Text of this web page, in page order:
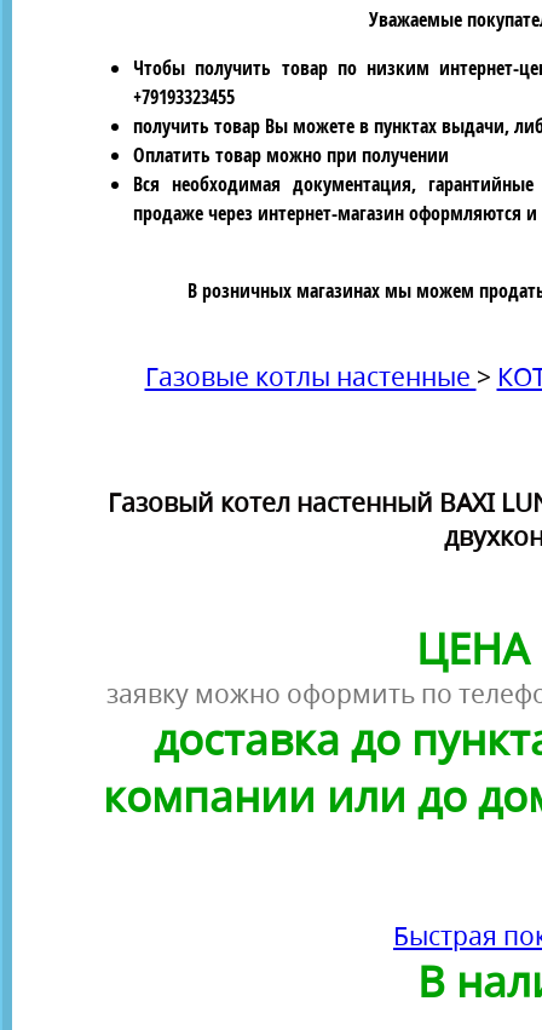
Уважаемые
Чтобы получить товар по низким интернет-
+79193323455
получить товар Вы можете в пунктах выдачи,
Оплатить товар можно при получении
Вся необходимая документация,
продаже через интернет-магазин оформляются
В розничных магазинах мы можем
Газовые котлы настенные >
Газовый котел настенный BAXI
ЦЕНА
заявку можно оформить по
доставка до
компании или до
Быстрая
В